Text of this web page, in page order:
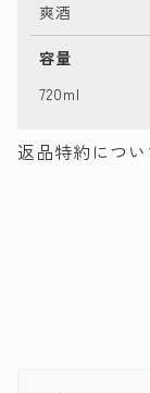
爽酒
容量
720ml
返品特約につい